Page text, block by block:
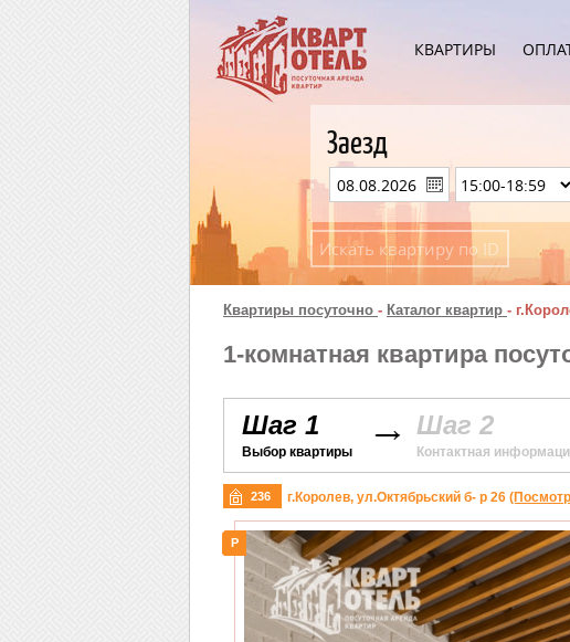
КВАРТИРЫ
Заезд
Квартиры посуточно - Каталог квартир -
1-комнатная квартира
Шаг 1
Выбор квартиры
Шаг 2
Контактная
236 г.Королев, ул.Октябрьский б- р 26
P